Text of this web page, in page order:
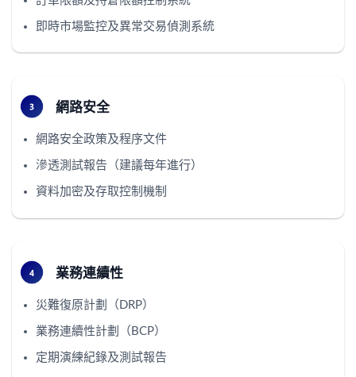
即時市場監控及異常交易偵測系統
網路安全
網路安全政策及程序文件
滲透測試報告（建議每年進行）
資料加密及存取控制機制
業務連續性
災難復原計劃（DRP）
業務連續性計劃（BCP）
定期演練紀錄及測試報告